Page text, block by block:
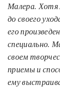
Малера.Хотя
до своего
его
специально.
своем
приемы и
ему